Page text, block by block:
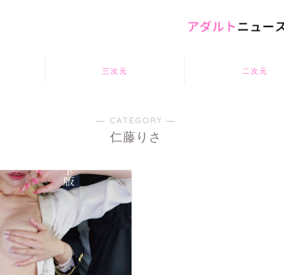
三次元 二次元
― CATEGORY ―
仁藤りさ